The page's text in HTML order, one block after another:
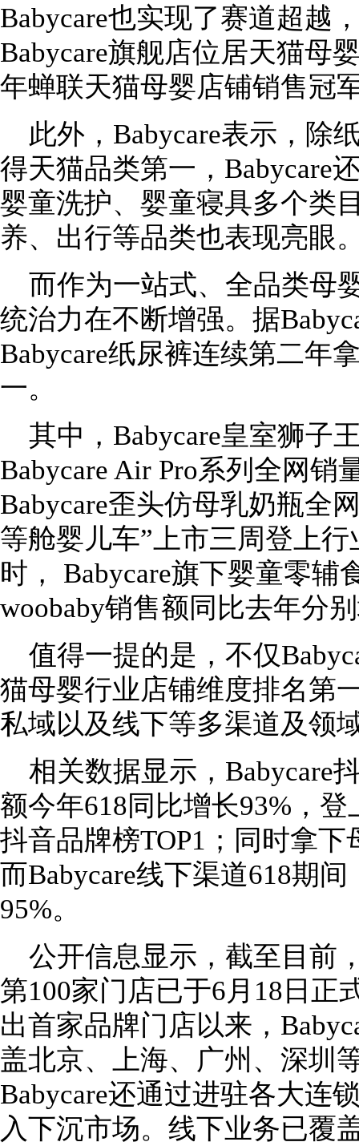
Babycare也实现了赛道超越
Babycare旗舰店位居天猫母
年蝉联天猫母婴店铺销售冠
此外，Babycare表示，除
得天猫品类第一，Babycare
婴童洗护、婴童寝具多个类
养、出行等品类也表现亮眼
而作为一站式、全品类母
统治力在不断增强。据
Babycare纸尿裤连续第二年
一。
其中，Babycare皇室狮子
Babycare Air Pro系列全网销
Babycare歪头仿母乳奶瓶全
等舱婴儿车”上市三周登上
时， Babycare旗下婴童零
woobaby销售额同比去年分
值得一提的是，不仅
猫母婴行业店铺维度排名第
私域以及线下等多渠道及领
相关数据显示，Babycare
额今年618同比增长93%，
抖音品牌榜TOP1；同时拿
而Babycare线下渠道618期
95%。
公开信息显示，截至目前
第100家门店已于6月18日正
出首家品牌门店以来，
盖北京、上海、广州、深圳
Babycare还通过进驻各大连
入下沉市场。线下业务已覆